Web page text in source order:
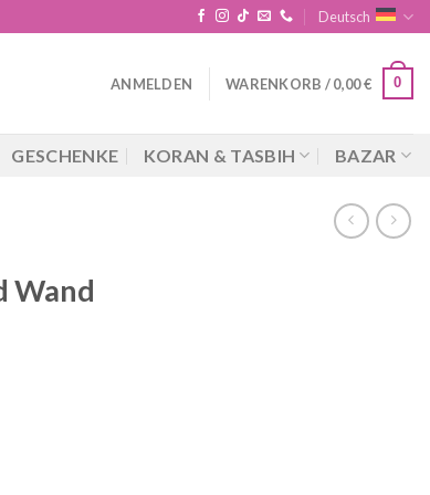
Deutsch
ANMELDEN WARENKORB /0,00€ 0
GESCHENKE KORAN & TASBIH BAZAR
Wand